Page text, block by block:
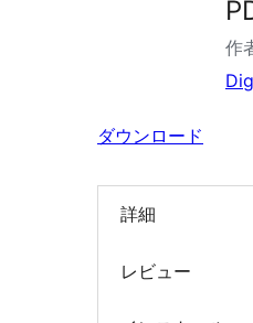
索
作
ダウンロード
詳細
レビュー